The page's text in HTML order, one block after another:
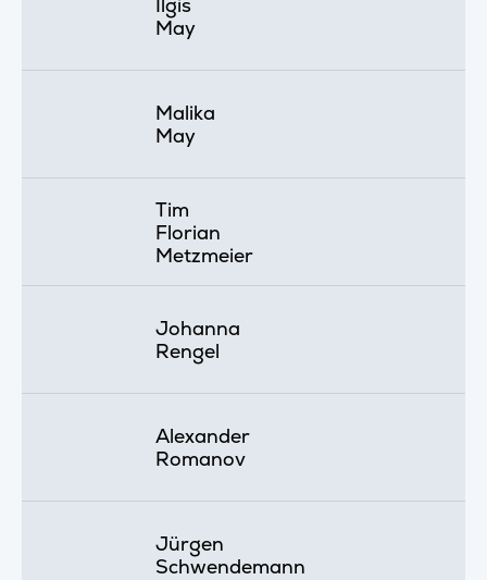
May
Malika
May
Tim
Florian
Metzmeier
Johanna
Rengel
Alexander
Romanov
Jürgen
Schwendemann